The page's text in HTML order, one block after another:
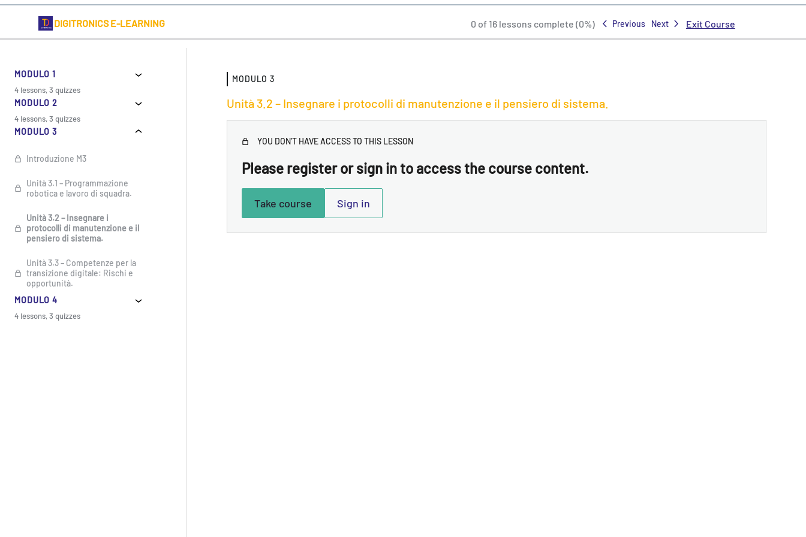
DIGITRONICS E-LEARNING 0 of 16 lessons complete (0%) Previous Next Exit Course
MODULO 1
Introduzione M1
Unità 1.1 – Insegnamento e
apprendimento per il futuro
insegnamento e
apprendimento digitale per il
Unità 1.3 – Insegnamento e
apprendimento digitale nella
pratica.
4 lessons, 3 quizzes
MODULO 2
Introduzione M2
Unità 2.1. Strumenti digitali
per coinvolgere gli studenti.
Unità 2.2 – Simulazione per la
classe digitale.
Unità 2.3 – Linee guida
essenziali per una classe
inclusiva (digitale).
4 lessons, 3 quizzes
MODULO 3
Introduzione M3
Unità 3.1 – Programmazione
robotica e lavoro di squadra.
Unità 3.2 – Insegnare i
protocolli di manutenzione e il
pensiero di sistema.
Unità 3.3 – Competenze per la
transizione digitale: Rischi e
opportunità.
MODULO 4
4 lessons, 3 quizzes
MODULO 3
Unità 3.2 – Insegnare i protocolli di manutenzione e il pensiero di sistema.
YOU DON’T HAVE ACCESS TO THIS LESSON
Please register or sign in to access the course content.
Take course Sign in